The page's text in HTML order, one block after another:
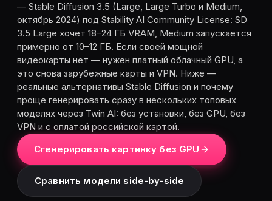
— Stable Diffusion 3.5 (Large, Large Turbo и Medium,
октябрь 2024) под Stability AI Community License: SD
3.5 Large хочет 18–24 ГБ VRAM, Medium запускается
примерно от 10–12 ГБ. Если своей мощной
видеокарты нет — нужен платный облачный GPU, а
это снова зарубежные карты и VPN. Ниже —
реальные альтернативы Stable Diffusion и почему
проще генерировать сразу в нескольких топовых
моделях через Twin AI: без установки, без GPU, без
VPN и с оплатой российской картой.
Сгенерировать картинку без GPU
Сравнить модели side-by-side